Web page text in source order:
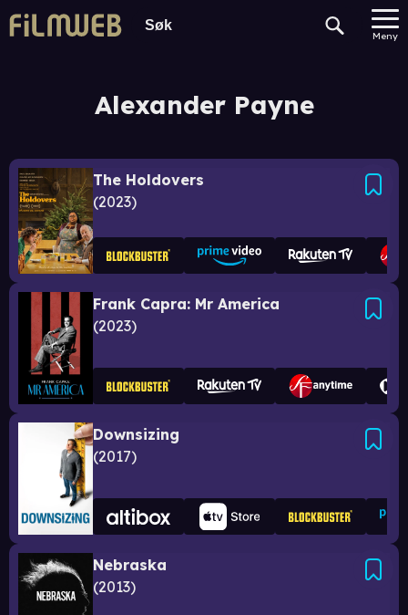
Meny
Alexander Payne
The Holdovers
2023
Frank Capra: Mr America
2023
Downsizing
2017
Nebraska
2013